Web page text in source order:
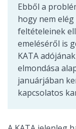
Ebből a
hogy nem
feltételeinek
emeléséről is
KATA
elmondása
januárjában
kapcsolatos